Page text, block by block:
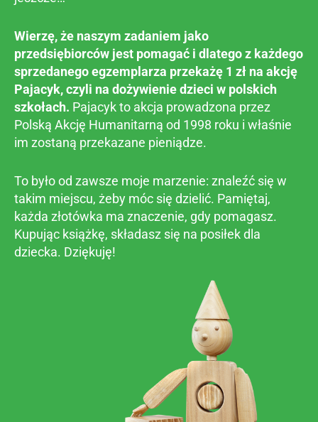
Wierzę, że naszym zadaniem jako
przedsiębiorców jest pomagać i dlatego z każdego
sprzedanego egzemplarza przekażę 1 zł na akcję
Pajacyk, czyli na dożywienie dzieci w polskich
szkołach. Pajacyk to akcja prowadzona przez
Polską Akcję Humanitarną od 1998 roku i właśnie
im zostaną przekazane pieniądze.
To było od zawsze moje marzenie: znaleźć się w
takim miejscu, żeby móc się dzielić. Pamiętaj,
każda złotówka ma znaczenie, gdy pomagasz.
Kupując książkę, składasz się na posiłek dla
dziecka. Dziękuję!